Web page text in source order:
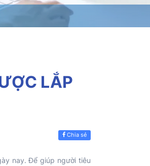
LẮP
Chia sẻ
nay. Để giúp người tiêu